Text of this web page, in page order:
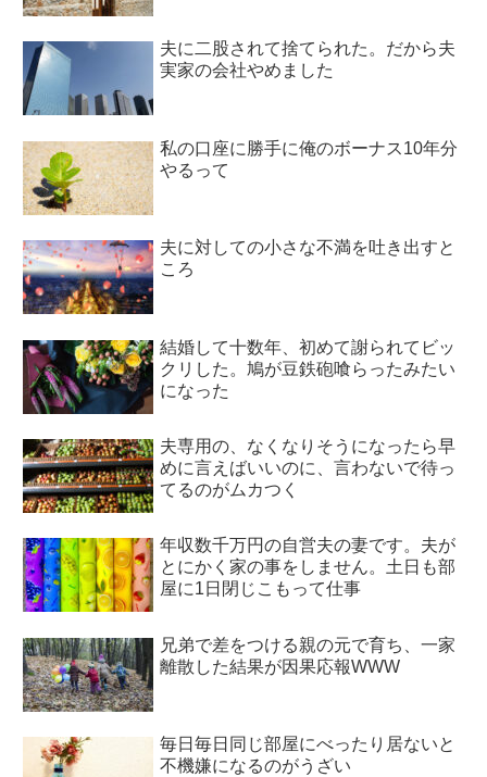
夫に二股されて捨てられた。だから夫
実家の会社やめました
私の口座に勝手に俺のボーナス10年分
やるって
夫に対しての小さな不満を吐き出すと
ころ
結婚して十数年、初めて謝られてビッ
クリした。鳩が豆鉄砲喰らったみたい
になった
夫専用の、なくなりそうになったら早
めに言えばいいのに、言わないで待っ
てるのがムカつく
年収数千万円の自営夫の妻です。夫が
とにかく家の事をしません。土日も部
屋に1日閉じこもって仕事
兄弟で差をつける親の元で育ち、一家
離散した結果が因果応報WWW
毎日毎日同じ部屋にべったり居ないと
不機嫌になるのがうざい